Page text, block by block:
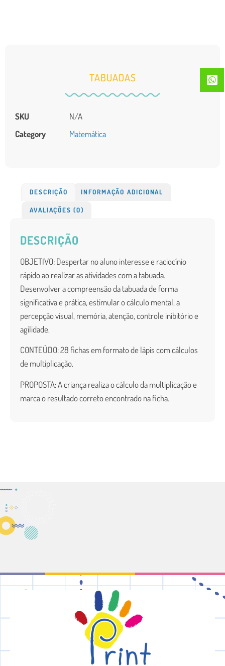
DESCRIÇÃO INFORMAÇÃO ADICIONAL
AVALIAÇÕES (0)
DESCRIÇÃO
OBJETIVO: Despertar no aluno interesse e raciocínio
rápido ao realizar as atividades com a tabuada.
Desenvolver a compreensão da tabuada de forma
significativa e prática, estimular o cálculo mental, a
percepção visual, memória, atenção, controle inibitório e
agilidade.
CONTEÚDO:28 fichasem formato de lápis com cálculos
de multiplicação.
PROPOSTA: A criança realiza o cálculo da multiplicação e
marca o resultado correto encontrado na ficha.
TABUADAS
SKU
N/A
Category
Matemática